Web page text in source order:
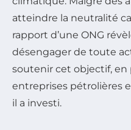
atteindre la neutralité
rapport d’une ONG
désengager de toute
soutenir cet objectif, en
entreprises pétrolières
il a investi.